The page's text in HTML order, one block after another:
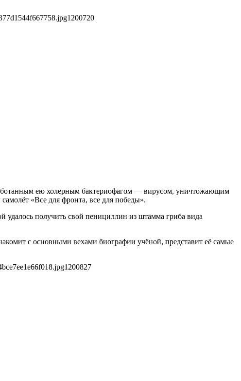
1200720
ею холерным бактериофагом — вирусом, уничтожающим
«Все для фронта, все для победы».
удалось получить свой пенициллин из штамма гриба вида
с основными вехами биографии учёной, представит её самые
1200827